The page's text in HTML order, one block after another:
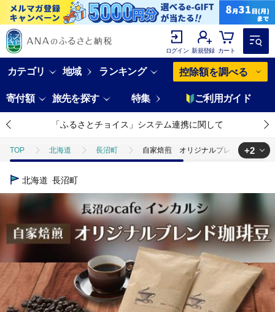
ログイン 新規登録 カート
カテゴリ 地域 ランキング 控除額を調べる
寄付額 旅先を探す 特集 ご利用ガイド
「ふるさとチョイス」システム連携に関して
TOP 北海道 長沼町 自家焙煎 オリジナルブレンド珈
TOP
TOP ソフトドリンク
+2
北海道 長沼町